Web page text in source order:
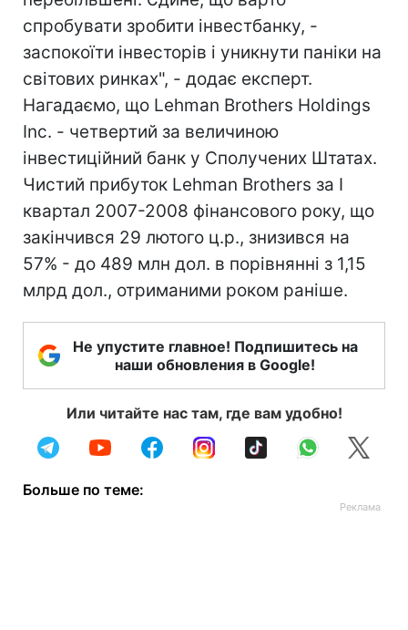
спробувати зробити інвестбанку, -
заспокоїти інвесторів і уникнути паніки на
світових ринках", - додає експерт.
Нагадаємо, що Lehman Brothers Holdings
Inc. - четвертий за величиною
інвестиційний банк у Сполучених Штатах.
Чистий прибуток Lehman Brothers за I
квартал 2007-2008 фінансового року, що
закінчився 29 лютого ц.р., знизився на
57% - до 489 млн дол. в порівнянні з 1,15
млрд дол., отриманими роком раніше.
Не упустите главное! Подпишитесь на
наши обновления в Google!
Или читайте нас там, где вам удобно!
Больше по теме: